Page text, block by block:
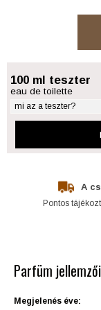
100 ml teszter
eau de toilette
mi az a teszter?
A
Pontos
Parfüm
Megjelenés éve: